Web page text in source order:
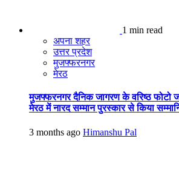
1 min read
अपना शहर
उत्तर प्रदेश
मुजफ्फरनगर
मेरठ
मुजफ्फरनगर दैनिक जागरण के वरिष्ठ फोटो
मेरठ में नारद सम्मान पुरस्कार से किया
3 months ago Himanshu Pal